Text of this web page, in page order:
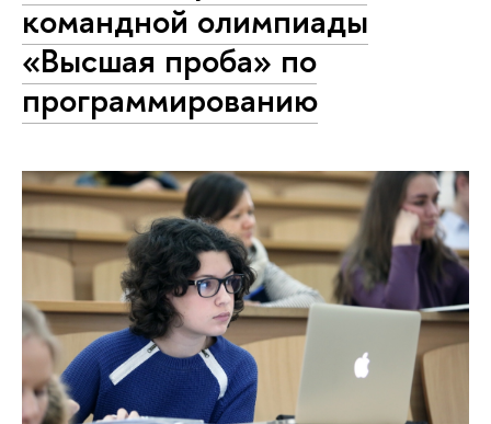
командной олимпиады
«Высшая проба» по
программированию